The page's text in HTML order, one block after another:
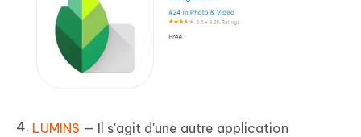
LUMINS — Il s'agit d'une autre application